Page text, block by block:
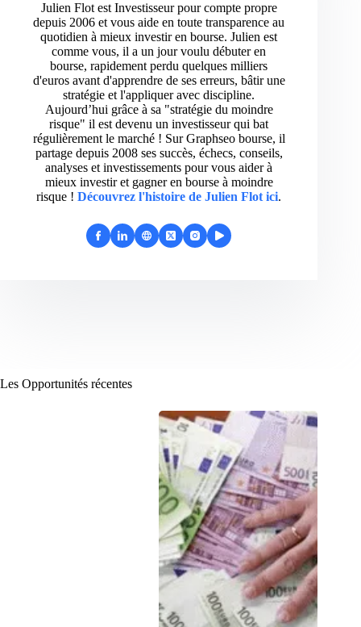
Julien Flot est Investisseur pour compte propre
depuis 2006 et vous aide en toute transparence au
quotidien à mieux investir en bourse. Julien est
comme vous, il a un jour voulu débuter en
bourse, rapidement perdu quelques milliers
d'euros avant d'apprendre de ses erreurs, bâtir une
stratégie et l'appliquer avec discipline.
Aujourd’hui grâce à sa "stratégie du moindre
risque" il est devenu un investisseur qui bat
régulièrement le marché ! Sur Graphseo bourse, il
partage depuis 2008 ses succès, échecs, conseils,
analyses et investissements pour vous aider à
mieux investir et gagner en bourse à moindre
risque ! Découvrez l'histoire de Julien Flot ici.
Les Opportunités récentes